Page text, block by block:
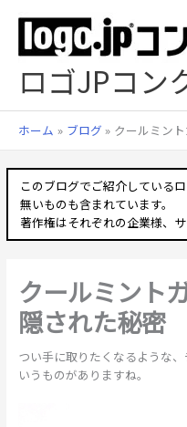
プ
ロゴJPコン
ホーム ブログ クールミン
このブログでご紹介している
無いものも含まれています。
著作権はそれぞれの企業様、
クールミント
隠された秘密
つい手に取りたくなるような
いうものがありますね。